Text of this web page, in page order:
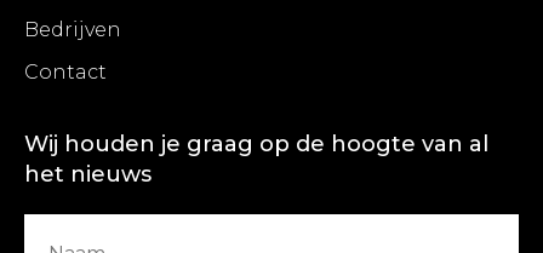
Bedrijven
Contact
Wij houden je graag op de hoogte van al
het nieuws